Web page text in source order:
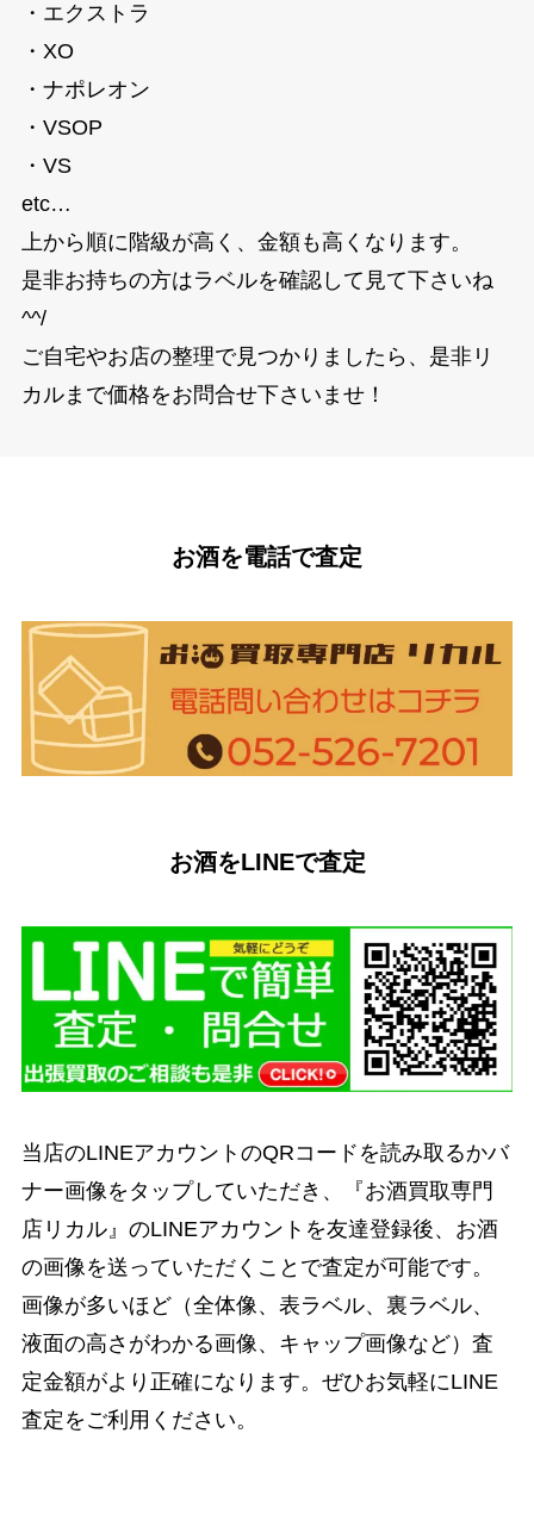
・エクストラ
・XO
・ナポレオン
・VSOP
・VS
etc…
上から順に階級が高く、金額も高くなります。
是非お持ちの方はラベルを確認して見て下さいね
^^/
ご自宅やお店の整理で見つかりましたら、是非リ
カルまで価格をお問合せ下さいませ！
お酒を電話で査定
お酒をLINEで査定
当店のLINEアカウントのQRコードを読み取るかバ
ナー画像をタップしていただき、『お酒買取専門
店リカル』のLINEアカウントを友達登録後、お酒
の画像を送っていただくことで査定が可能です。
画像が多いほど（全体像、表ラベル、裏ラベル、
液面の高さがわかる画像、キャップ画像など）査
定金額がより正確になります。ぜひお気軽にLINE
査定をご利用ください。